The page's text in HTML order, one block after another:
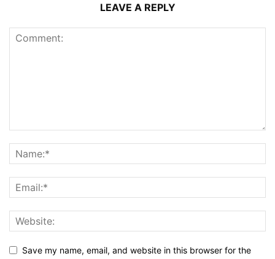
LEAVE A REPLY
Save my name, email, and website in this browser for the